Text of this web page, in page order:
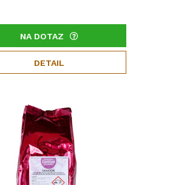
NA DOTAZ
DETAIL